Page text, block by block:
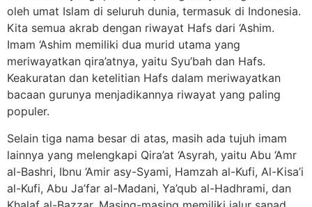
oleh umat Islam di seluruh dunia, termasuk di Indonesia.
Kita semua akrab dengan riwayat Hafs dari ‘Ashim.
Imam ‘Ashim memiliki dua murid utama yang
meriwayatkan qira’atnya, yaitu Syu’bah dan Hafs.
Keakuratan dan ketelitian Hafs dalam meriwayatkan
bacaan gurunya menjadikannya riwayat yang paling
populer.
Selain tiga nama besar di atas, masih ada tujuh imam
lainnya yang melengkapi Qira’at ‘Asyrah, yaitu Abu ‘Amr
al-Bashri, Ibnu ‘Amir asy-Syami, Hamzah al-Kufi, Al-Kisa’i
al-Kufi, Abu Ja’far al-Madani, Ya’qub al-Hadhrami, dan